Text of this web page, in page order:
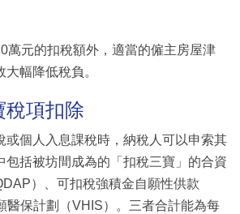
萬元的扣稅額外，適當的僱主房屋津
幅降低稅負。
稅項扣除
或個人入息課稅時，納稅人可以申索其
包括被坊間成為的「扣稅三寶」的合資
）、可扣稅強積金自願性供款
醫保計劃（VHIS）。三者合計能為每